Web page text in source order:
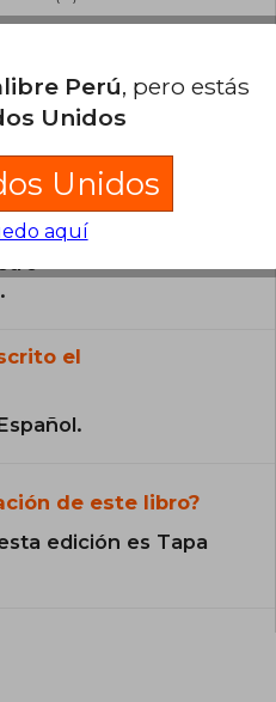
sobre el libro
el
de este libro?
edición es Tapa
Perú, pero estás
Unidos
Unidos
aquí